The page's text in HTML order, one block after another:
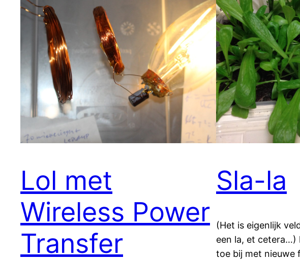
Lol met
Wireless Power
Transfer
Sla-la
(Het is eigenlijk
een la, et cetera…)
toe bij met nieuwe